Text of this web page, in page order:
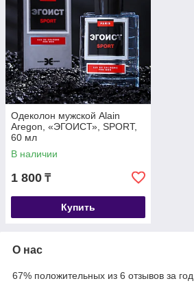
Одеколон мужской Alain
Aregon, «ЭГОИСТ», SPORT,
60 мл
В наличии
1 800 ₸
Купить
О нас
67% положительных из 6 отзывов за год